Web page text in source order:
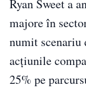
Ryan Sweet a
majore în
numit scenariu
acțiunile
25% pe